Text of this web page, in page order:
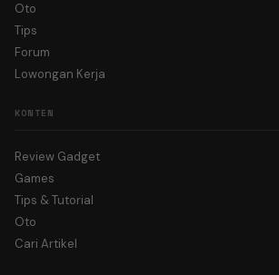
Oto
Tips
Forum
Lowongan Kerja
KONTEN
Review Gadget
Games
Tips & Tutorial
Oto
Cari Artikel